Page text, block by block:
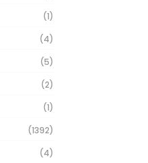
(1)
(4)
(5)
(2)
(1)
(1392)
(4)